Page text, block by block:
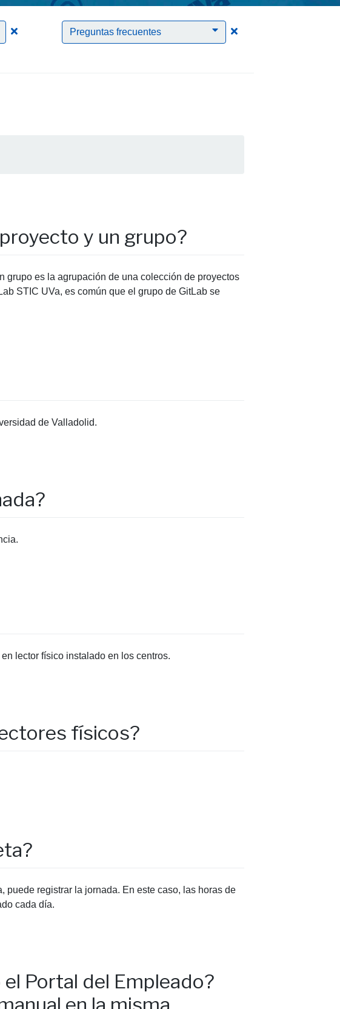
Clic para borrar el filtro PDI
Preguntas frecuentes Clic para borrar el filtro
y un grupo?
grupo es la agrupación de una colección de proyectos
STIC UVa, es común que el grupo de GitLab se
de Valladolid.
lector físico instalado en los centros.
físicos?
puede registrar la jornada. En este caso, las horas de
cada día.
Portal del Empleado?
en la misma